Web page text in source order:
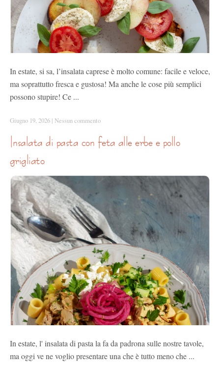
In estate, si sa, l’insalata caprese è molto comune: facile e veloce,
ma soprattutto fresca e gustosa! Ma anche le cose più semplici
possono stupire! Ce ...
Giugno 19, 2026 | Nessun commento
grigliato
In estate, l' insalata di pasta la fa da padrona sulle nostre tavole,
ma oggi ve ne voglio presentare una che è tutto meno che ...